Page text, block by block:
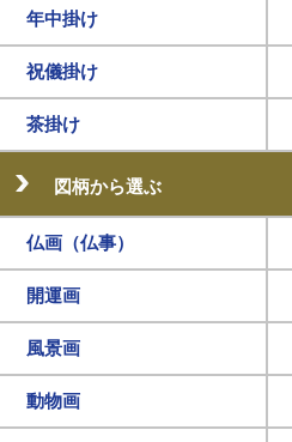
年中掛け
祝儀掛け
茶掛け
図柄から選ぶ
仏画（仏事）
開運画
風景画
動物画